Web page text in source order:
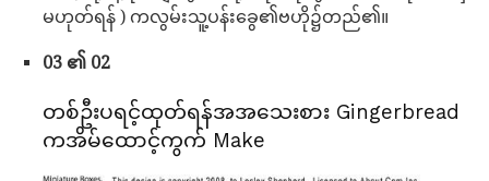
မဟုတ်ရန် ) ကလွမ်းသူ့ပန်းခွေ၏ဗဟို၌တည်၏။
03 ၏ 02
တစ်ဦးပရင့်ထုတ်ရန်အအသေးစား Gingerbread
ကအိမ်ထောင့်ကွက် Make